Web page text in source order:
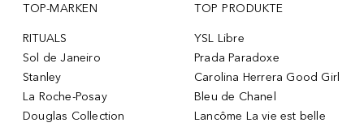
TOP-MARKEN
RITUALS
Sol de Janeiro
Stanley
La Roche-Posay
Douglas Collection
TOP PRODUKTE
YSL Libre
Prada Paradoxe
Carolina Herrera Good Girl
Bleu de Chanel
Lancôme La vie est belle